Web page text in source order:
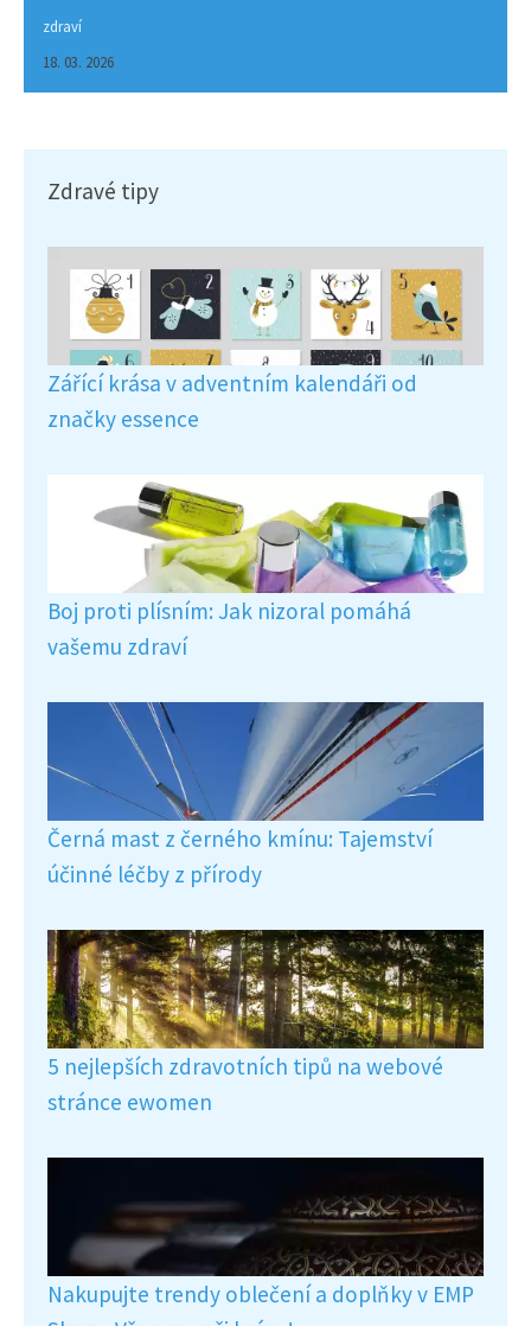
zdraví
18. 03. 2026
Zdravé tipy
Zářící krása v adventním kalendáři od
značky essence
Boj proti plísním: Jak nizoral pomáhá
vašemu zdraví
Černá mast z černého kmínu: Tajemství
účinné léčby z přírody
5 nejlepších zdravotních tipů na webové
stránce ewomen
Nakupujte trendy oblečení a doplňky v EMP